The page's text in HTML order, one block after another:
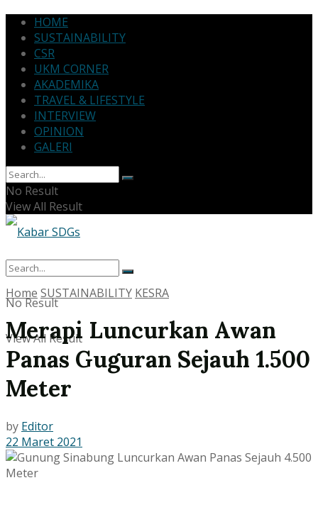
HOME
SUSTAINABILITY
CSR
UKM CORNER
AKADEMIKA
TRAVEL & LIFESTYLE
INTERVIEW
OPINION
GALERI
No Result
View All Result
No Result
View All Result
Home SUSTAINABILITY KESRA
Merapi Luncurkan Awan
Panas Guguran Sejauh 1.500
Meter
by Editor
22 Maret 2021